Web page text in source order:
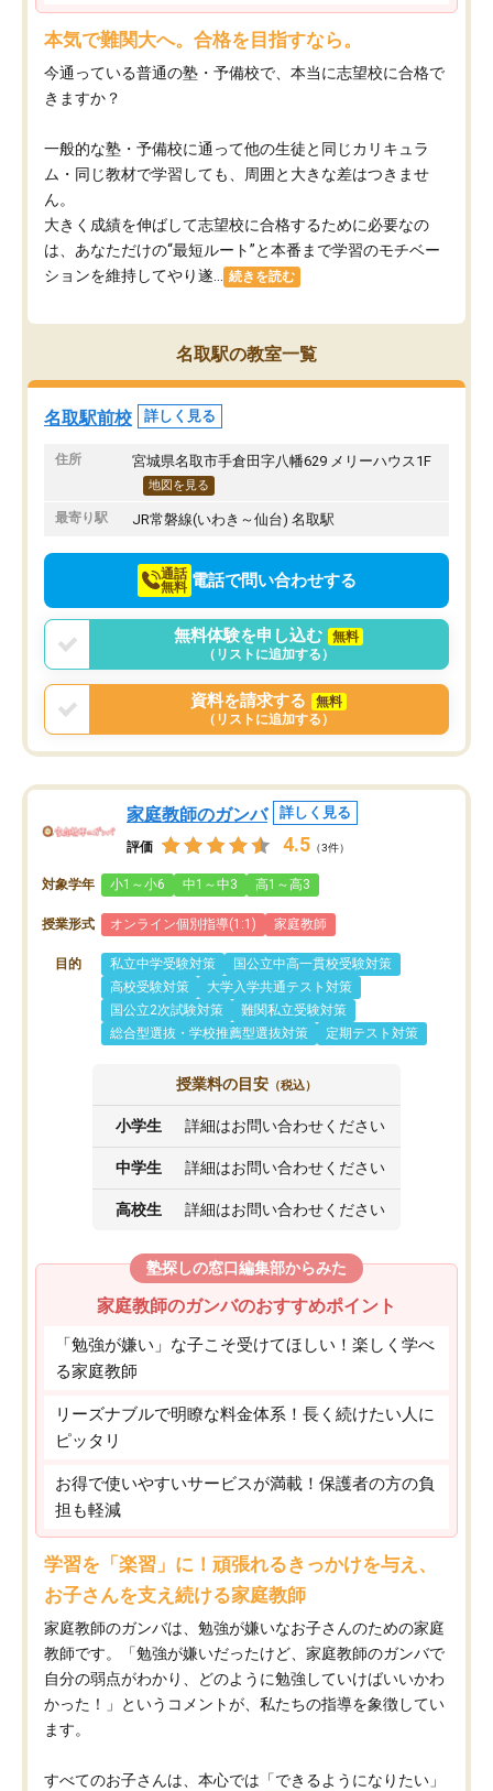
本気で難関大へ。合格を目指すなら。
今通っている普通の塾・予備校で、本当に志望校に合格で
きますか？
一般的な塾・予備校に通って他の生徒と同じカリキュラ
ム・同じ教材で学習しても、周囲と大きな差はつきませ
ん。
大きく成績を伸ばして志望校に合格するために必要なの
は、あなただけの“最短ルート”と本番まで学習のモチベー
ションを維持してやり遂...
続きを読む
名取駅の教室一覧
名取駅前校 詳しく見る
住所 宮城県名取市手倉田字八幡629 メリーハウス1F
地図を見る
最寄り駅 JR常磐線(いわき～仙台) 名取駅
通話
無料 電話で問い合わせする
無料体験を申し込む
無料
（リストに追加する）
資料を請求する
無料
（リストに追加する）
家庭教師のガンバ 詳しく見る
評価 4.5 （3件）
対象学年 小1～小6 中1～中3 高1～高3
授業形式 オンライン個別指導(1:1) 家庭教師
目的 私立中学受験対策
国公立中高一貫校受験対策
高校受験対策
大学入学共通テスト対策
国公立2次試験対策
難関私立受験対策
総合型選抜・学校推薦型選抜対策
定期テスト対策
授業料の目安 （税込）
小学生 詳細はお問い合わせください
中学生 詳細はお問い合わせください
高校生 詳細はお問い合わせください
塾探しの窓口編集部からみた
家庭教師のガンバのおすすめポイント
「勉強が嫌い」な子こそ受けてほしい！楽しく学べ
る家庭教師
リーズナブルで明瞭な料金体系！長く続けたい人に
ピッタリ
お得で使いやすいサービスが満載！保護者の方の負
担も軽減
学習を「楽習」に！頑張れるきっかけを与え、
お子さんを支え続ける家庭教師
家庭教師のガンバは、勉強が嫌いなお子さんのための家庭
教師です。「勉強が嫌いだったけど、家庭教師のガンバで
自分の弱点がわかり、どのように勉強していけばいいかわ
かった！」というコメントが、私たちの指導を象徴してい
ます。
すべてのお子さんは、本心では「できるようになりたい」